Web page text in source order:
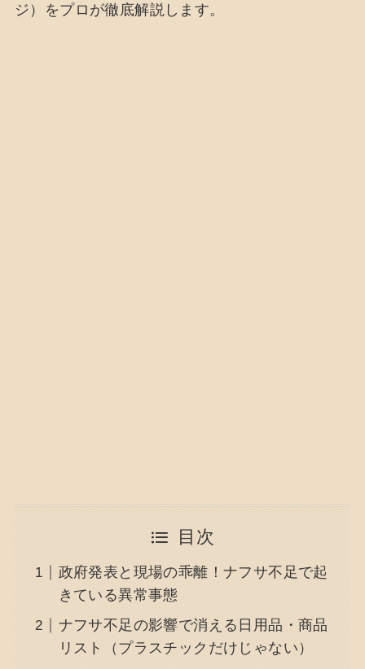
ジ）をプロが徹底解説します。
目次
政府発表と現場の乖離！ナフサ不足で起
きている異常事態
ナフサ不足の影響で消える日用品・商品
リスト（プラスチックだけじゃない）